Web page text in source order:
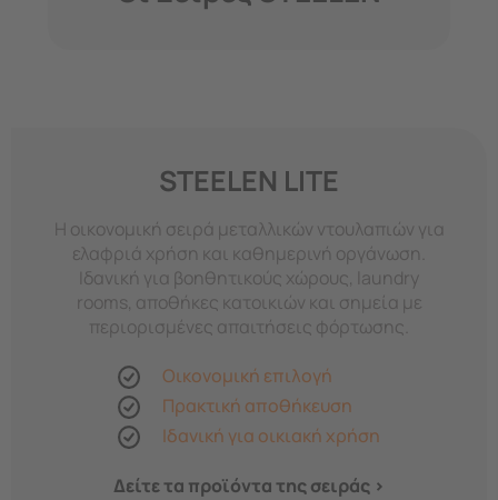
STEELEN LITE
Η οικονομική σειρά μεταλλικών ντουλαπιών για
ελαφριά χρήση και καθημερινή οργάνωση.
Ιδανική για βοηθητικούς χώρους, laundry
rooms, αποθήκες κατοικιών και σημεία με
περιορισμένες απαιτήσεις φόρτωσης.
Οικονομική επιλογή
Πρακτική αποθήκευση
Ιδανική για οικιακή χρήση
Δείτε τα προϊόντα της σειράς >